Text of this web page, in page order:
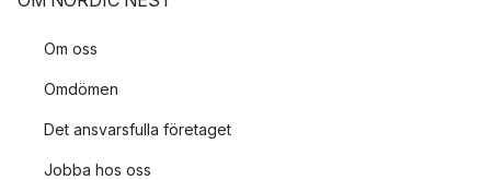
Om oss
Omdömen
Det ansvarsfulla företaget
Jobba hos oss